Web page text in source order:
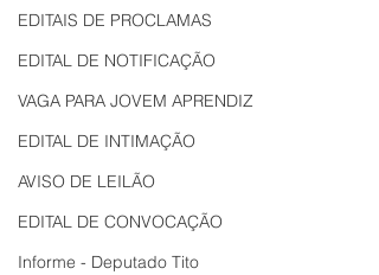
EDITAIS DE PROCLAMAS
EDITAL DE NOTIFICAÇÃO
VAGA PARA JOVEM APRENDIZ
EDITAL DE INTIMAÇÃO
AVISO DE LEILÃO
EDITAL DE CONVOCAÇÃO
Informe - Deputado Tito